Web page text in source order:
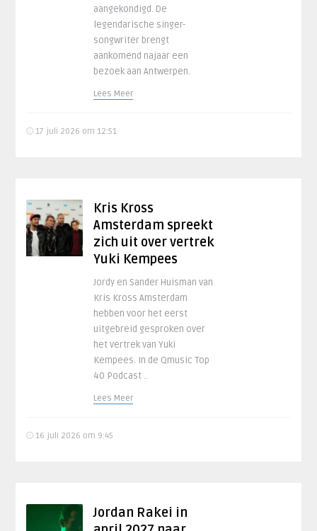
aangekondigd. De
legendarische singer-
songwriter brengt
aankomend najaar een
bezoek aan Antwerpen.
Lees Meer
17 juli 2026 om 12:51
Kris Kross
Amsterdam spreekt
zich uit over vertrek
Yuki Kempees
Jordy en Sander Huisman van
Kris Kross Amsterdam
hebben voor het eerst
uitgebreid gesproken over
het vertrek van Yuki
Kempees. In de Qmusic Top
40 Podcast ..
Lees Meer
16 juli 2026 om 9:45
Jordan Rakei in